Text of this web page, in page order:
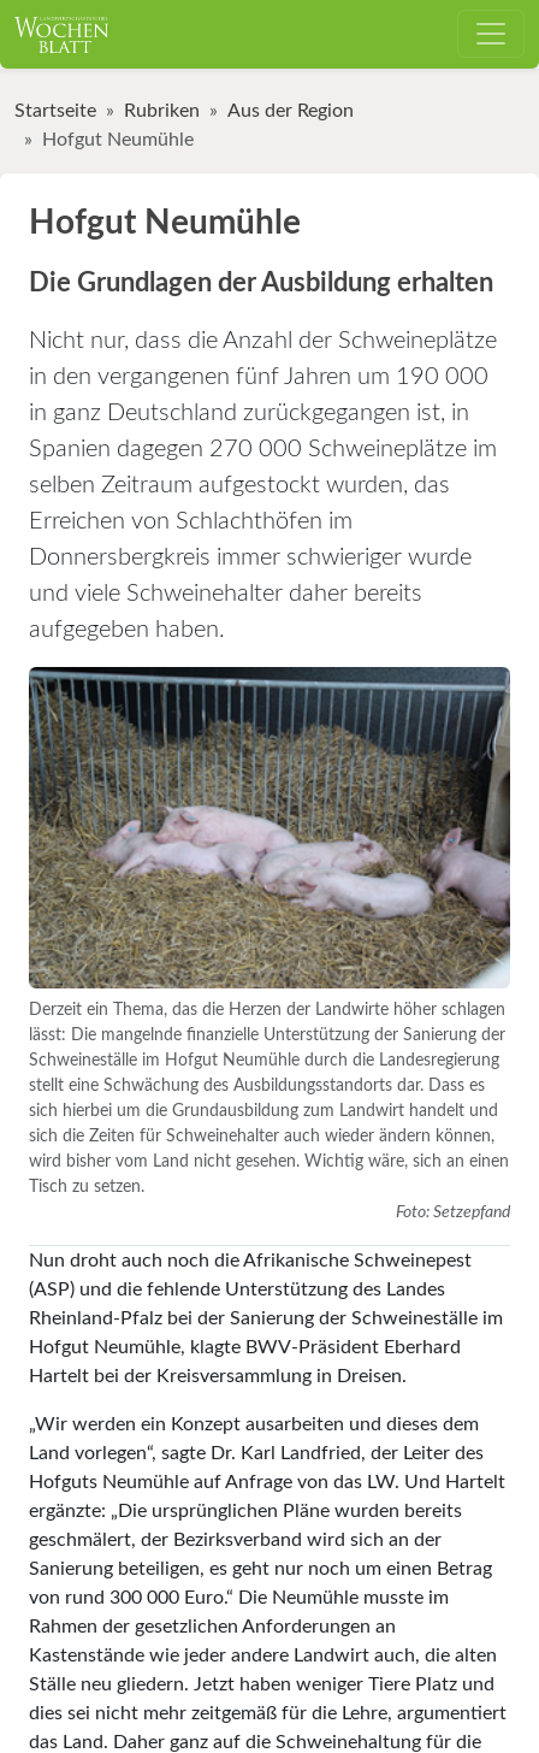
Startseite Rubriken
Aus der Region
Hofgut Neumühle
Hofgut Neumühle
Die Grundlagen der Ausbildung erhalten
Nicht nur, dass die Anzahl der Schweineplätze
in den vergangenen fünf Jahren um 190 000
in ganz Deutschland zurückgegangen ist, in
Spanien dagegen 270 000 Schweineplätze im
selben Zeitraum aufgestockt wurden, das
Erreichen von Schlachthöfen im
Donnersbergkreis immer schwieriger wurde
und viele Schweinehalter daher bereits
aufgegeben haben.
Derzeit ein Thema, das die Herzen der Landwirte höher schlagen
lässt: Die mangelnde finanzielle Unterstützung der Sanierung der
Schweineställe im Hofgut Neumühle durch die Landesregierung
stellt eine Schwächung des Ausbildungsstandorts dar. Dass es
sich hierbei um die Grundausbildung zum Landwirt handelt und
sich die Zeiten für Schweinehalter auch wieder ändern können,
wird bisher vom Land nicht gesehen. Wichtig wäre, sich an einen
Tisch zu setzen.
Foto: Setzepfand
Nun droht auch noch die Afrikanische Schweinepest
(ASP) und die fehlende Unterstützung des Landes
Rheinland-Pfalz bei der Sanierung der Schweineställe im
Hofgut Neumühle, klagte BWV-Präsident Eberhard
Hartelt bei der Kreisversammlung in Dreisen.
„Wir werden ein Konzept ausarbeiten und dieses dem
Land vorlegen“, sagte Dr. Karl Landfried, der Leiter des
Hofguts Neumühle auf Anfrage von das LW. Und Hartelt
ergänzte: „Die ursprünglichen Pläne wurden bereits
geschmälert, der Bezirksverband wird sich an der
Sanierung beteiligen, es geht nur noch um einen Betrag
von rund 300 000 Euro.“ Die Neumühle musste im
Rahmen der gesetzlichen Anforderungen an
Kastenstände wie jeder andere Landwirt auch, die alten
Ställe neu gliedern. Jetzt haben weniger Tiere Platz und
dies sei nicht mehr zeitgemäß für die Lehre, argumentiert
das Land. Daher ganz auf die Schweinehaltung für die